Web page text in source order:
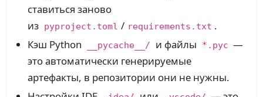
ставиться заново
из pyproject.toml / requirements.txt .
Кэш Python
__pycache__/ и файлы *.pyc —
это автоматически генерируемые
артефакты, в репозитории они не нужны.